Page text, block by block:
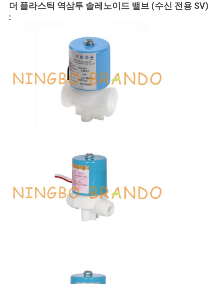
더 플라스틱 역삼투 솔레노이드 밸브 (수신 전용 SV)
: